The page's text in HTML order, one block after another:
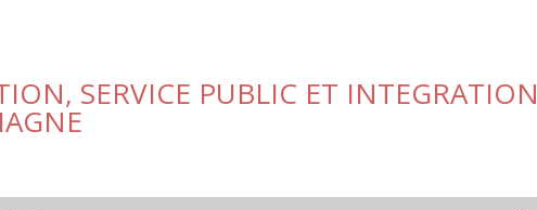
SERVICE PUBLIC ET INTEGRATION